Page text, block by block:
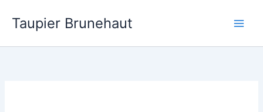
Taupier Brunehaut